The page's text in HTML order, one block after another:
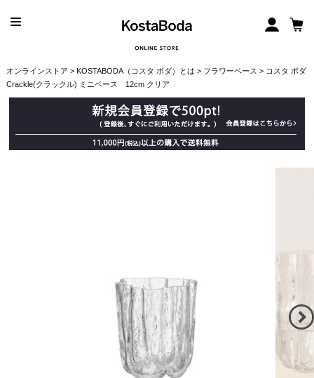
オンラインストア > KOSTABODA（コスタ ボダ）とは > フラワーベース > コスタ ボダ
Crackle(クラックル) ミニベース 12cm クリア